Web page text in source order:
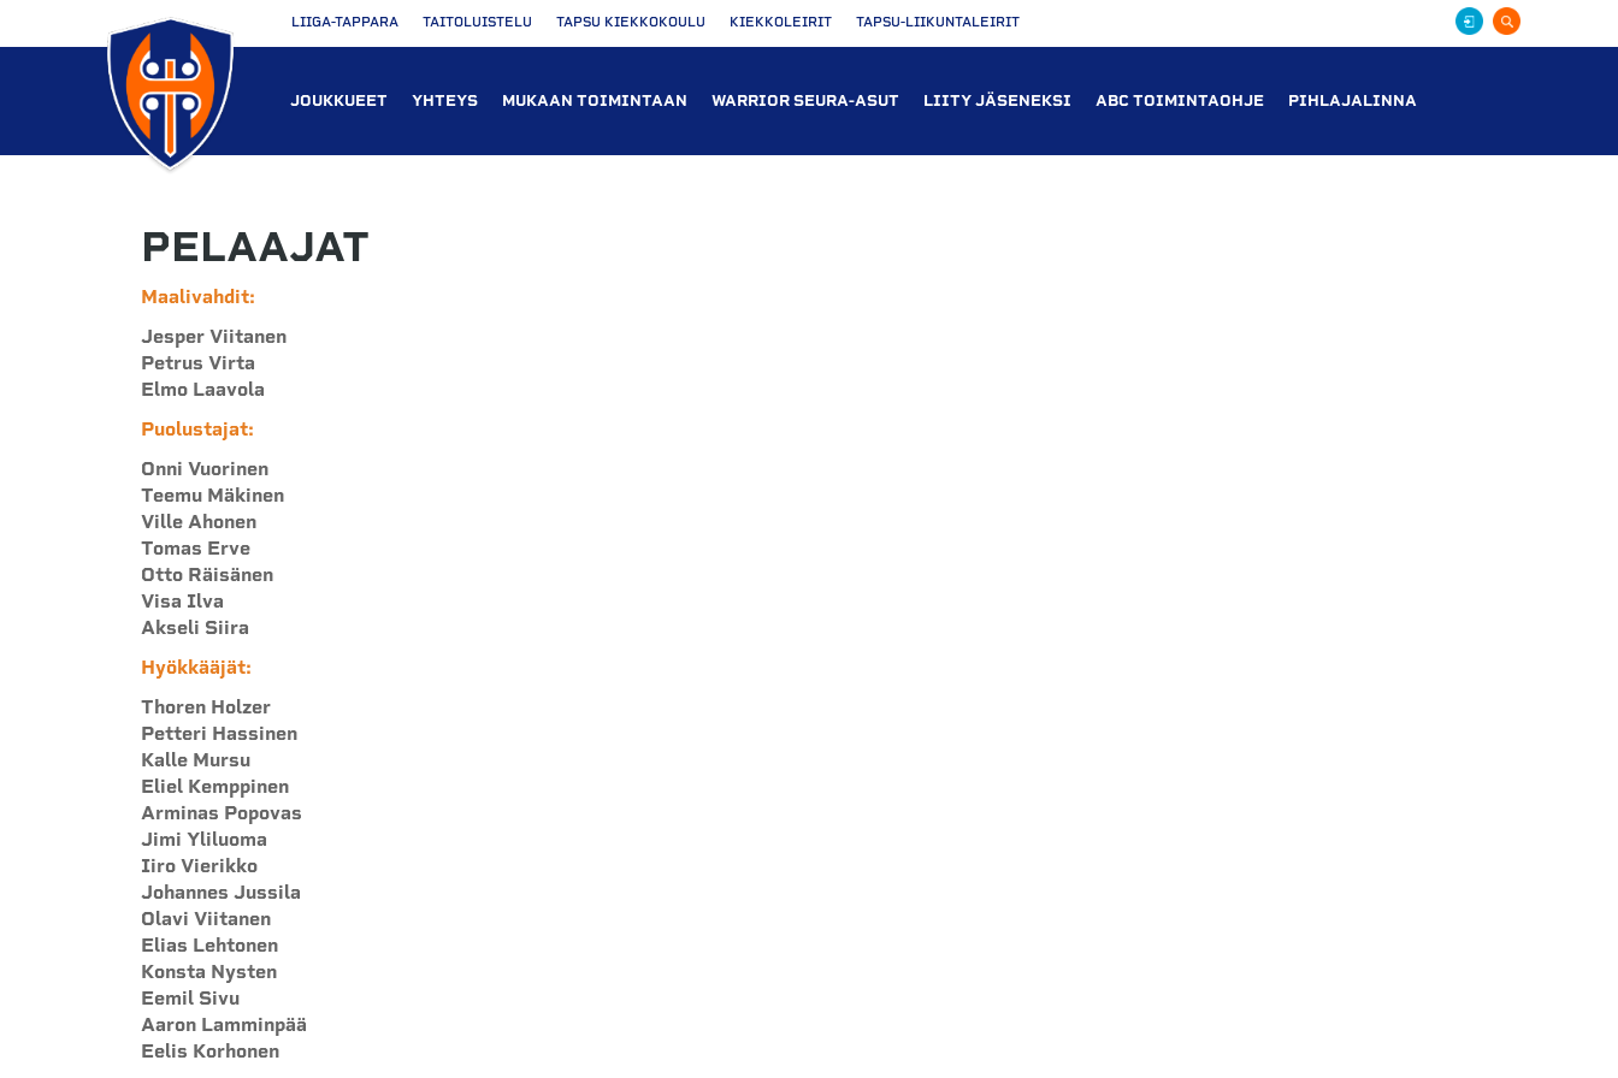
LIIGA-TAPPARA TAITOLUISTELU TAPSU KIEKKOKOULU KIEKKOLEIRIT TAPSU-LIIKUNTALEIRIT
JOUKKUEET YHTEYS MUKAAN TOIMINTAAN WARRIOR SEURA-ASUT LIITY JÄSENEKSI ABC TOIMINTAOHJE PIHLAJALINNA
PELAAJAT
Maalivahdit:
Jesper Viitanen
Petrus Virta
Elmo Laavola
Puolustajat:
Onni Vuorinen
Teemu Mäkinen
Ville Ahonen
Tomas Erve
Otto Räisänen
Visa Ilva
Akseli Siira
Hyökkääjät:
Thoren Holzer
Petteri Hassinen
Kalle Mursu
Eliel Kemppinen
Arminas Popovas
Jimi Yliluoma
Iiro Vierikko
Johannes Jussila
Olavi Viitanen
Elias Lehtonen
Konsta Nysten
Eemil Sivu
Aaron Lamminpää
Eelis Korhonen